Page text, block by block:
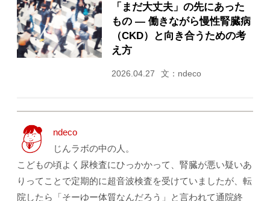
「まだ大丈夫」の先にあった
もの ― 働きながら慢性腎臓病
（CKD）と向き合うための考
え方
2026.04.27 文：ndeco
ndeco
じんラボの中の人。
こどもの頃よく尿検査にひっかかって、腎臓が悪い疑いあ
りってことで定期的に超音波検査を受けていましたが、転
院したら「そーゆー体質なんだろう」と言われて通院終